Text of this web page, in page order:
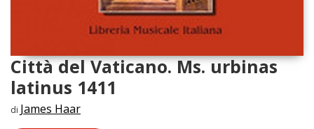
Città del Vaticano. Ms. urbinas
latinus 1411
di James Haar